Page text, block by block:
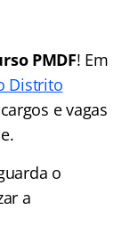
PMDF! Em
Distrito
e vagas
o
a